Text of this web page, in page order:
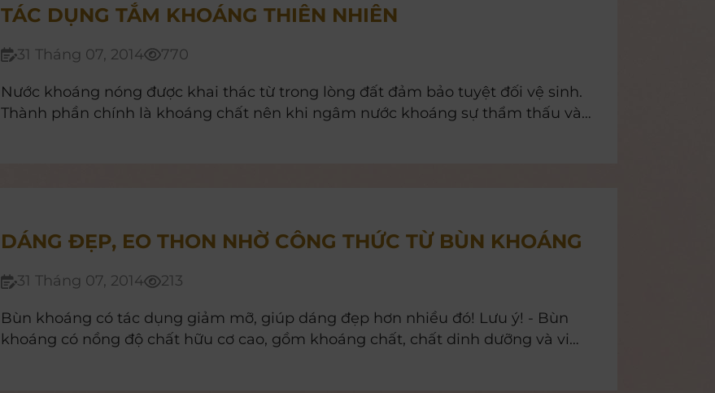
TÁC DỤNG TẮM KHOÁNG THIÊN NHIÊN
31 Tháng 07, 2014 770
Nước khoáng nóng được khai thác từ trong lòng đất đảm bảo tuyệt đối vệ sinh.
Thành phần chính là khoáng chất nên khi ngâm nước khoáng sự thẩm thấu và
DÁNG ĐẸP, EO THON NHỜ CÔNG THỨC TỪ BÙN KHOÁNG
31 Tháng 07, 2014 213
Bùn khoáng có tác dụng giảm mỡ, giúp dáng đẹp hơn nhiều đó! Lưu ý! - Bùn
khoáng có nồng độ chất hữu cơ cao, gồm khoáng chất, chất dinh dưỡng và vi